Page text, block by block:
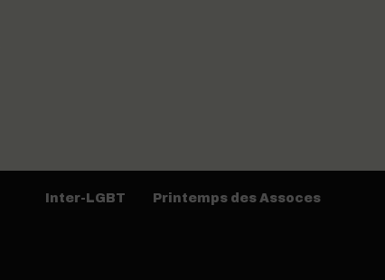
Inter-LGBT Printemps des Assoces